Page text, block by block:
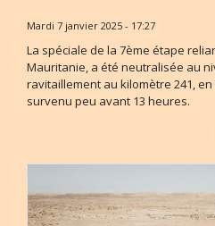
Mardi 7 janvier 2025 - 17:27
La spéciale de la 7ème étape
Mauritanie, a été neutralisée au
ravitaillement au kilomètre 241, en
survenu peu avant 13 heures.